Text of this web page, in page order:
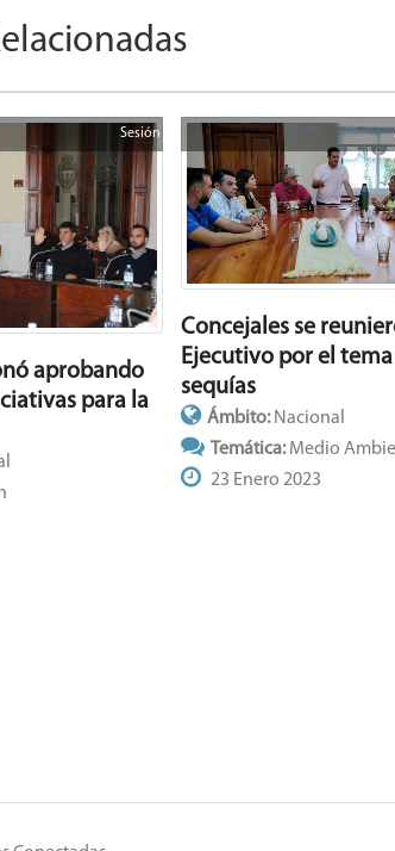
Sesión
aprobando
para la
Concejales se
Ejecutivo por el
sequías
Ámbito: Nacional
Temática:Medio
23 Enero 2023